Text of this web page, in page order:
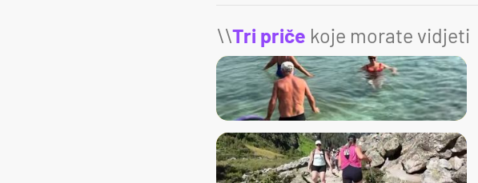
\\Tri priče koje morate vidjeti